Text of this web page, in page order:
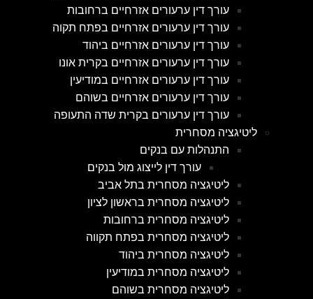
עורך דין ערעורים אזרחיים ברחובות
עורך דין ערעורים אזרחיים בפתח תקוה
עורך דין ערעורים אזרחיים ביהוד
עורך דין ערעורים אזרחיים בקרית אונו
עורך דין ערעורים אזרחיים במודיעין
עורך דין ערעורים אזרחיים בשוהם
עורך דין ערעורים בקרית שדה התעופה
ליטיגציה מסחרית
התנהלות עם בנקים
עורך דין לייצוג מול בנקים
ליטיגציה מסחרית בתל אביב
ליטיגציה מסחרית בראשון לציון
ליטיגציה מסחרית ברחובות
ליטיגציה מסחרית בפתח תקווה
ליטיגציה מסחרית ביהוד
ליטיגציה מסחרית במודיעין
ליטיגציה מסחרית בשוהם